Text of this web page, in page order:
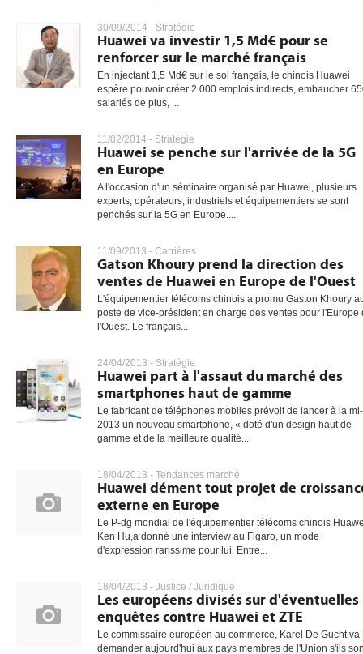
30/09/2014 - Stratégie
Huawei va investir 1,5 Md€ pour se
renforcer sur le marché français
En injectant 1,5 Md€ sur le sol français, le chinois Huawei
espère pouvoir créer 2 000 emplois indirects, embaucher
salariés de plus, ...
11/02/2014 - Stratégie
Huawei se penche sur l'arrivée de la 5G
en Europe
A l'occasion d'un séminaire organisé par Huawei, plusieurs
experts, opérateurs, industriels et équipementiers se sont
penchés sur la 5G en Europe....
11/09/2013 - Carrières
Gatson Khoury prend la direction des
ventes de Huawei en Europe de l'Ouest
L'équipementier télécoms chinois a promu Gaston Khoury
poste de vice-président en charge des ventes pour l'Europe
l'Ouest. Le français...
24/04/2013 - Stratégie
Huawei part à l'assaut du marché des
smartphones haut de gamme
Le fabricant de téléphones mobiles prévoit de lancer à la mi-
2013 un nouveau smartphone, « doté d'un design haut de
gamme et de la meilleure qualité...
18/04/2013 - Tendances marché
Huawei dément tout projet de
externe en Europe
Le P-dg mondial de l'équipementier télécoms chinois
Ken Hu,a donné une interview au Figaro, un mode
d'expression rarissime pour lui. Entre...
18/04/2013 - Justice / Juridique
Les européens divisés sur d'éventuelles
enquêtes contre Huawei et ZTE
Le commissaire européen au commerce, Karel De Gucht va
demander aujourd'hui aux pays membres de l'Union s'ils